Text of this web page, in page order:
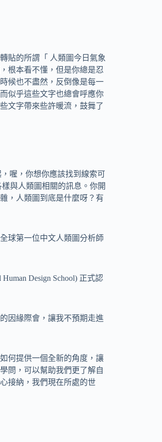
貼的所謂「 人類圖今日氣象
根本看不懂，但是你總是忍
候也不盡然，反倒像是每一
似乎這些文字也總會呼應你
文字帶來些許暖流，鼓舞了
喔，你想你應該找到線索可
與人類圖相關的訊息。你開
，人類圖到底是什麼呀？有
球第一位中文人類圖分析師
Design School) 正式認
因緣際會，讓我不預期走進
何提供一個全新的角度，讓
問，可以幫助我們更了解自
接納，我們現在所處的世